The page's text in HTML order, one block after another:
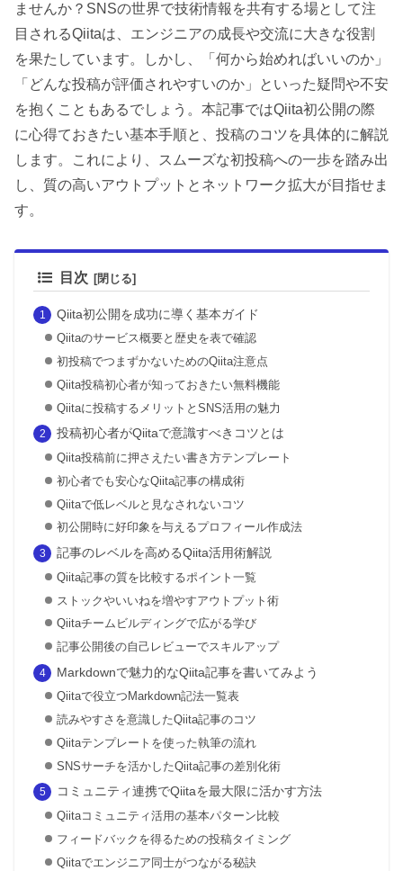
ませんか？SNSの世界で技術情報を共有する場として注
目されるQiitaは、エンジニアの成長や交流に大きな役割
を果たしています。しかし、「何から始めればいいのか」
「どんな投稿が評価されやすいのか」といった疑問や不安
を抱くこともあるでしょう。本記事ではQiita初公開の際
に心得ておきたい基本手順と、投稿のコツを具体的に解説
します。これにより、スムーズな初投稿への一歩を踏み出
し、質の高いアウトプットとネットワーク拡大が目指せま
す。
目次
Qiita初公開を成功に導く基本ガイド
Qiitaのサービス概要と歴史を表で確認
初投稿でつまずかないためのQiita注意点
Qiita投稿初心者が知っておきたい無料機能
Qiitaに投稿するメリットとSNS活用の魅力
投稿初心者がQiitaで意識すべきコツとは
Qiita投稿前に押さえたい書き方テンプレート
初心者でも安心なQiita記事の構成術
Qiitaで低レベルと見なされないコツ
初公開時に好印象を与えるプロフィール作成法
記事のレベルを高めるQiita活用術解説
Qiita記事の質を比較するポイント一覧
ストックやいいねを増やすアウトプット術
Qiitaチームビルディングで広がる学び
記事公開後の自己レビューでスキルアップ
Markdownで魅力的なQiita記事を書いてみよう
Qiitaで役立つMarkdown記法一覧表
読みやすさを意識したQiita記事のコツ
Qiitaテンプレートを使った執筆の流れ
SNSサーチを活かしたQiita記事の差別化術
コミュニティ連携でQiitaを最大限に活かす方法
Qiitaコミュニティ活用の基本パターン比較
フィードバックを得るための投稿タイミング
Qiitaでエンジニア同士がつながる秘訣